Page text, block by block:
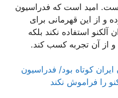
امید است که فدراسیون
و از این قهرمانی برای
استفاده نکند بلکه
از آن تجربه کسب کند.
کوتاه بود/ فدراسیون
را فراموش نکند